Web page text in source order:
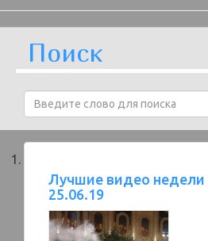
Поиск
Лучшие видео недели
25.06.19